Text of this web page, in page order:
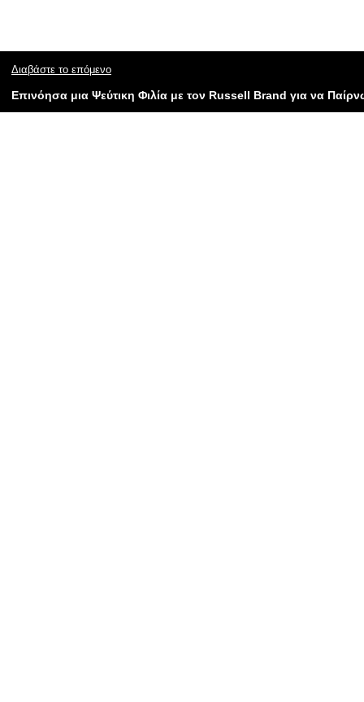
Διαβάστε το επόμενο
Επινόησα μια Ψεύτικη Φιλία με τον Russell Brand για να